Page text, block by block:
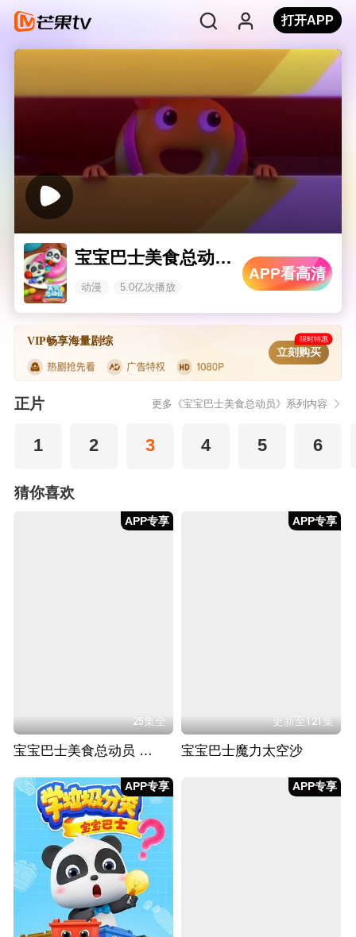
打开APP
宝宝巴士美食总动员 第一季
动漫 5.0亿次播放
APP看高清
VIP畅享海量剧综 限时特惠
立刻购买
正片 更多《宝宝巴士美食总动员》系列内容
1 2 3 4 5 6
猜你喜欢
APP专享
25集全
宝宝巴士美食总动员 第二季
APP专享
更新至121集
宝宝巴士魔力太空沙
APP专享 APP专享